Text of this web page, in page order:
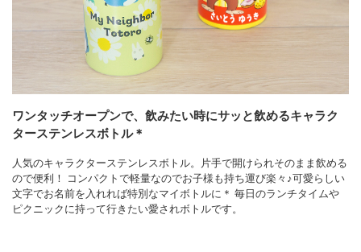
ワンタッチオープンで、飲みたい時にサッと飲めるキャラク
ターステンレスボトル＊
人気のキャラクターステンレスボトル。片手で開けられそのまま飲める
ので便利！ コンパクトで軽量なのでお子様も持ち運び楽々♪可愛らしい
文字でお名前を入れれば特別なマイボトルに＊ 毎日のランチタイムや
ピクニックに持って行きたい愛されボトルです。